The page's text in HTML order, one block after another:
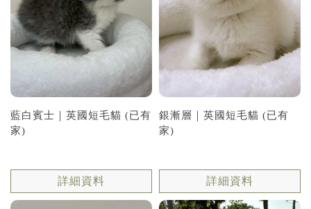
藍白賓士｜英國短毛貓 (已有
家)
詳細資料
銀漸層｜英國短毛貓 (已有
家)
詳細資料